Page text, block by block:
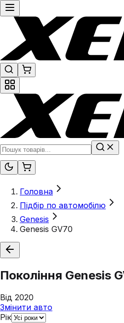
Головна
Підбір по автомобілю
Genesis
Genesis GV70
Покоління Genesis
Від 2020
Змінити авто
Рік